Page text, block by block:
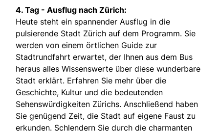
4. Tag - Ausflug nach Zürich:
Heute steht ein spannender Ausflug in die
pulsierende Stadt Zürich auf dem Programm. Sie
werden von einem örtlichen Guide zur
Stadtrundfahrt erwartet, der Ihnen aus dem Bus
heraus alles Wissenswerte über diese wunderbare
Stadt erklärt. Erfahren Sie mehr über die
Geschichte, Kultur und die bedeutenden
Sehenswürdigkeiten Zürichs. Anschließend haben
Sie genügend Zeit, die Stadt auf eigene Faust zu
erkunden. Schlendern Sie durch die charmanten